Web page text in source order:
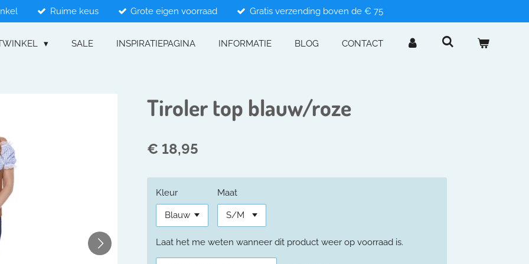
Ruime keus Grote eigen voorraad Gratis verzending boven de € 75
SALE INSPIRATIEPAGINA INFORMATIE BLOG CONTACT
Tiroler top blauw/roze
€ 18,95
Kleur Maat
Laat het me weten wanneer dit product weer op voorraad is.